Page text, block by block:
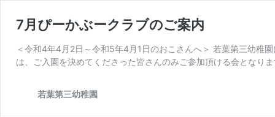
7月ぴーかぶークラブのご案内
＜令和4年4月2日～令和5年4月1日のおこさんへ＞ 若葉第三幼稚
は、ご入園を決めてくださった皆さんのみご参加頂ける会となり
若葉第三幼稚園